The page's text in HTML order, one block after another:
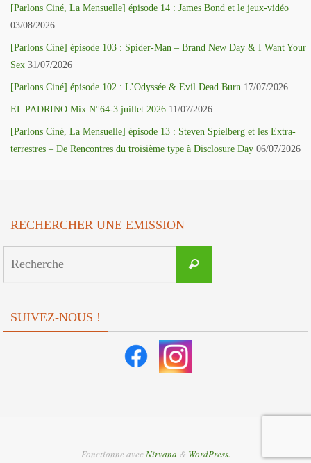
[Parlons Ciné, La Mensuelle] épisode 14 : James Bond et le jeux-vidéo
03/08/2026
[Parlons Ciné] épisode 103 : Spider-Man – Brand New Day & I Want Your
Sex 31/07/2026
[Parlons Ciné] épisode 102 : L’Odyssée & Evil Dead Burn 17/07/2026
EL PADRINO Mix N°64-3 juillet 2026 11/07/2026
[Parlons Ciné, La Mensuelle] épisode 13 : Steven Spielberg et les Extra-
terrestres – De Rencontres du troisième type à Disclosure Day 06/07/2026
RECHERCHER UNE EMISSION
Recherche
SUIVEZ-NOUS !
Fonctionne avec Nirvana & WordPress.